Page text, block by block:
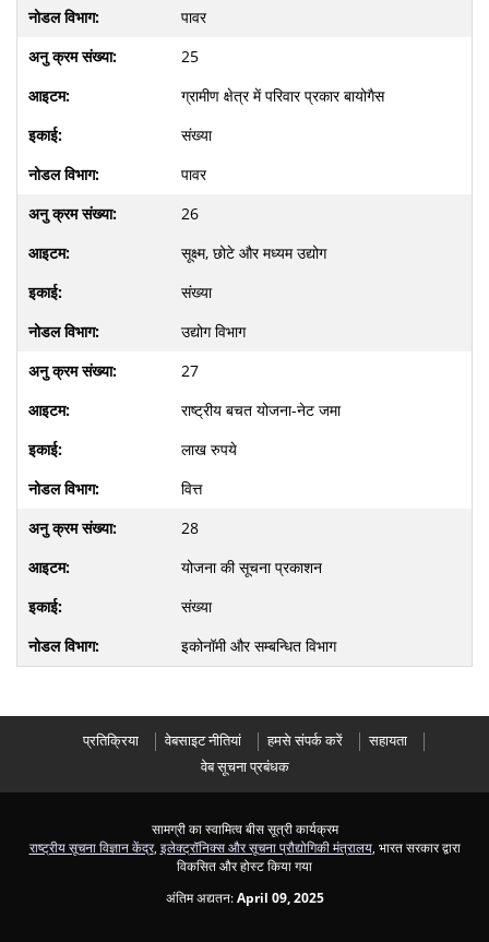
पावर
25
ग्रामीण क्षेत्र में परिवार प्रकार बायोगैस
संख्या
पावर
26
सूक्ष्म, छोटे और मध्यम उद्योग
संख्या
उद्योग विभाग
27
राष्ट्रीय बचत योजना-नेट जमा
लाख रुपये
वित्त
28
योजना की सूचना प्रकाशन
संख्या
इकोनॉमी और सम्बन्धित विभाग
प्रतिक्रिया वेबसाइट नीतियां हमसे संपर्क करें
सहायता
वेब सूचना प्रबंधक
सामग्री का स्वामित्व बीस सूत्री कार्यक्रम
राष्ट्रीय सूचना विज्ञान केंद्र, इलेक्ट्रॉनिक्स और सूचना प्रौद्योगिकी मंत्रालय, भारत सरकार द्वारा
विकसित और होस्ट किया गया
अंतिम अद्यतन:April 09, 2025